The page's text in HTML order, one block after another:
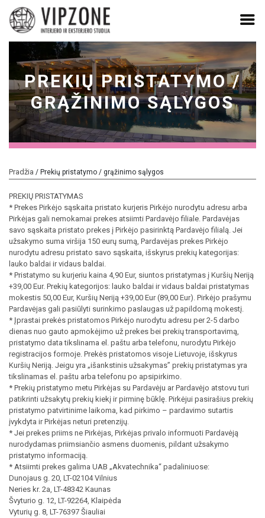
content
PREKIŲ PRISTATYMO /
GRĄŽINIMO SĄLYGOS
Pradžia / Prekių pristatymo / grąžinimo sąlygos
PREKIŲ PRISTATYMAS
* Prekes Pirkėjo sąskaita pristato kurjeris Pirkėjo nurodytu adresu arba
Pirkėjas gali nemokamai prekes atsiimti Pardavėjo filiale. Pardavėjas
savo sąskaita pristato prekes į Pirkėjo pasirinktą Pardavėjo filialą. Jei
užsakymo suma viršija 150 eurų sumą, Pardavėjas prekes Pirkėjo
nurodytu adresu pristato savo sąskaita, išskyrus prekių kategorijas:
lauko baldai ir vidaus baldai.
* Pristatymo su kurjeriu kaina 4,90 Eur, siuntos pristatymas į Kuršių Neriją
+39,00 Eur. Prekių kategorijos: lauko baldai ir vidaus baldai pristatymas
mokestis 50,00 Eur, Kuršių Neriją +39,00 Eur (89,00 Eur). Pirkėjo prašymu
Pardavėjas gali pasiūlyti surinkimo paslaugas už papildomą mokestį.
* Įprastai prekės pristatomos Pirkėjo nurodytu adresu per 2-5 darbo
dienas nuo gauto apmokėjimo už prekes bei prekių transportavimą,
pristatymo data tikslinama el. paštu arba telefonu, nurodytu Pirkėjo
registracijos formoje. Prekės pristatomos visoje Lietuvoje, išskyrus
Kuršių Neriją. Jeigu yra „išankstinis užsakymas” prekių pristatymas yra
tikslinamas el. paštu arba telefonu po apsipirkimo.
* Prekių pristatymo metu Pirkėjas su Pardavėju ar Pardavėjo atstovu turi
patikrinti užsakytų prekių kiekį ir pirminę būklę. Pirkėjui pasirašius prekių
pristatymo patvirtinime laikoma, kad pirkimo – pardavimo sutartis
įvykdyta ir Pirkėjas neturi pretenzijų.
* Jei prekes priims ne Pirkėjas, Pirkėjas privalo informuoti Pardavėją
nurodydamas priimsiančio asmens duomenis, pildant užsakymo
pristatymo informaciją.
* Atsiimti prekes galima UAB „Akvatechnika“ padaliniuose:
Dunojaus g. 20, LT-02104 Vilnius
Neries kr. 2a, LT-48342 Kaunas
Švyturio g. 12, LT-92264, Klaipėda
Vyturių g. 8, LT-76397 Šiauliai